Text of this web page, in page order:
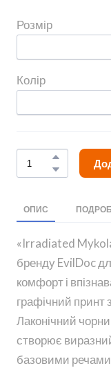
Розмір
Колір
ОПИС
«Irradiated
бренду EvilDoc
комфорт і
графічний принт
Лаконічний
створює
базовими